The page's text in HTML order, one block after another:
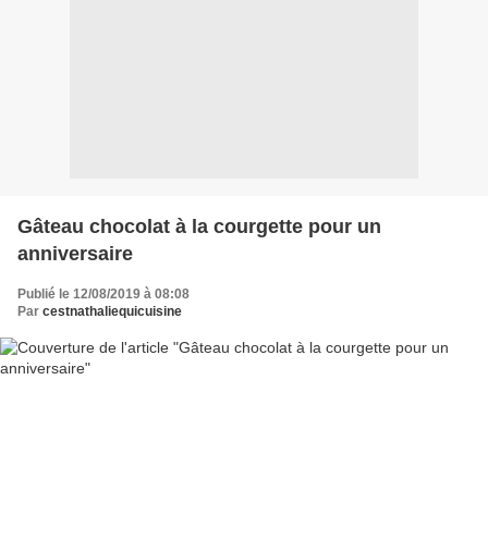
Gâteau chocolat à la courgette pour un
anniversaire
Publié le 12/08/2019 à 08:08
Par cestnathaliequicuisine